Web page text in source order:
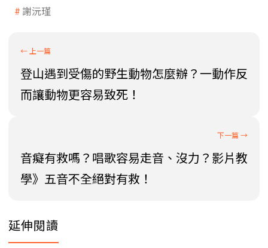
謝沅瑾
登山遇到受傷的野生動物怎麼辦？一動作反
而讓動物更容易致死！
音癡有救嗎？唱歌容易走音、沒力？影片教
學》五音不全絕對有救！
延伸閱讀